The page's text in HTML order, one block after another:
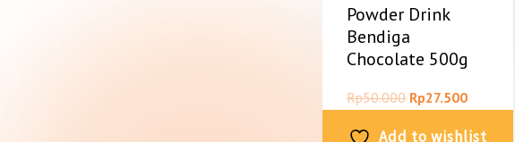
Powder Drink
Bendiga
Chocolate 500g
Rp50.000 Rp27.500
Add to wishlist